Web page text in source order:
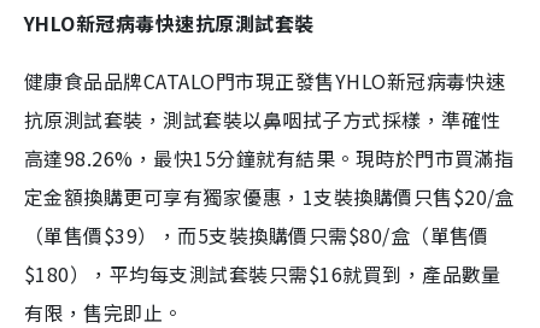
YHLO新冠病毒快速抗原測試套裝
健康食品品牌CATALO門市現正發售YHLO新冠病毒快速
抗原測試套裝，測試套裝以鼻咽拭子方式採樣，準確性
高達98.26%，最快15分鐘就有結果。現時於門市買滿指
定金額換購更可享有獨家優惠，1支裝換購價只售$20/盒
（單售價$39），而5支裝換購價只需$80/盒（單售價
$180），平均每支測試套裝只需$16就買到，產品數量
有限，售完即止。